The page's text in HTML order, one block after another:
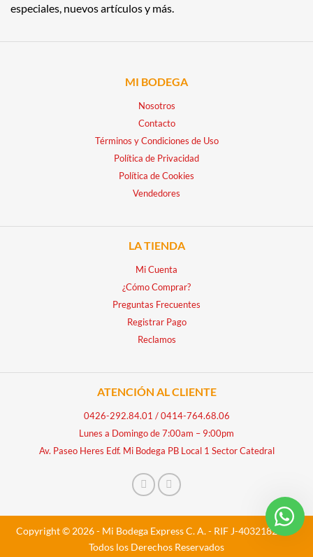
especiales, nuevos artículos y más.
MI BODEGA
Nosotros
Contacto
Términos y Condiciones de Uso
Política de Privacidad
Política de Cookies
Vendedores
LA TIENDA
Mi Cuenta
¿Cómo Comprar?
Preguntas Frecuentes
Registrar Pago
Reclamos
ATENCIÓN AL CLIENTE
0426-292.84.01 /0414-764.68.06
Lunes a Domingo de 7:00am – 9:00pm
Av. Paseo Heres Edf. Mi Bodega PB Local 1 Sector Catedral
Copyright © 2026 - Mi Bodega Express C. A. - RIF J-40321828-5 -
Todos los Derechos Reservados